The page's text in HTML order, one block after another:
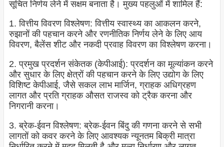
सूचित निर्णय लेने में सक्षम बनाता है। मुख्य पहलुओं में शामिल हैं:
1. वित्तीय विवरण विश्लेषण: वित्तीय स्वास्थ्य का आकलन करने,
रुझानों की पहचान करने और रणनीतिक निर्णय लेने के लिए आय
विवरण, बैलेंस शीट और नकदी प्रवाह विवरण का विश्लेषण करना।
2. प्रमुख प्रदर्शन संकेतक (केपीआई): प्रदर्शन का मूल्यांकन करने
और सुधार के लिए क्षेत्रों की पहचान करने के लिए उद्योग के लिए
विशिष्ट केपीआई, जैसे सकल लाभ मार्जिन, ग्राहक अधिग्रहण
लागत और प्रति ग्राहक औसत राजस्व को ट्रैक करना और
निगरानी करना।
3. ब्रेक-ईवन विश्लेषण: ब्रेक-ईवन बिंदु की गणना करने से सभी
लागतों को कवर करने के लिए आवश्यक न्यूनतम बिक्री मात्रा